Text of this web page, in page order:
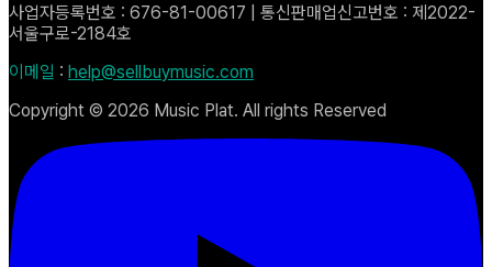
사업자등록번호 : 676-81-00617 | 통신판매업신고번호 : 제2022-
서울구로-2184호
이메일 : help@sellbuymusic.com
Copyright © 2026 Music Plat. All rights Reserved